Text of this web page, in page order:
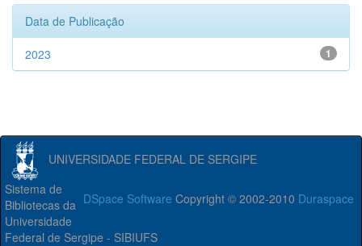
Data de Publicação
1
2023
UNIVERSIDADE FEDERAL DE SERGIPE
DSpace Software Copyright © 2002-2010 Duraspace
Sistema de
Bibliotecas da
Universidade
Federal de Sergipe - SIBIUFS